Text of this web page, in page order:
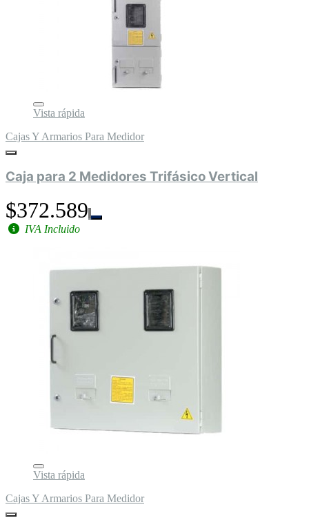
Vista rápida
Cajas Y Armarios Para Medidor
Caja para 2 Medidores Trifásico Vertical
$372.589
IVA Incluido
Vista rápida
Cajas Y Armarios Para Medidor